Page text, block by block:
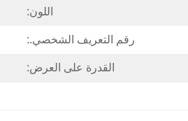
اللون:
رقم التعريف الشخصي.:
القدرة على العرض: